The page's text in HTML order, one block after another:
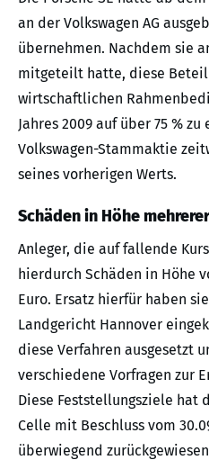
an der Volkswagen AG
übernehmen. Nachdem sie
mitgeteilt hatte, diese
wirtschaftlichen
Jahres 2009 auf über 75 %
Volkswagen-Stammaktie
seines vorherigen Werts.
Schäden in Höhe
Anleger, die auf fallende
hierdurch Schäden in Höhe
Euro. Ersatz hierfür haben
Landgericht Hannover
diese Verfahren ausgesetzt
verschiedene Vorfragen zur
Diese Feststellungsziele hat
Celle mit Beschluss vom
überwiegend